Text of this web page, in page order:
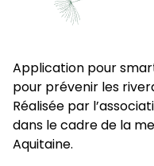
Application pour
pour prévenir les
Réalisée par
dans le cadre de la
Aquitaine.